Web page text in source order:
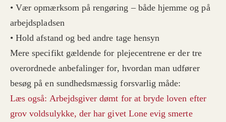
• Vær opmærksom på rengøring – både hjemme og på
arbejdspladsen
• Hold afstand og bed andre tage hensyn
Mere specifikt gældende for plejecentrene er der tre
overordnede anbefalinger for, hvordan man udfører
besøg på en sundhedsmæssig forsvarlig måde:
Læs også: Arbejdsgiver dømt for at bryde loven efter
grov voldsulykke, der har givet Lone evig smerte